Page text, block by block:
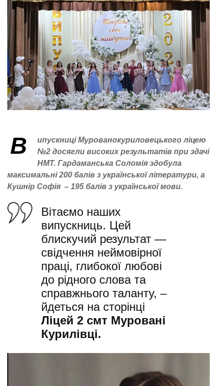
В
ипускниці Мурованокуриловецького ліцею
№2 досягли високих результатів при здачі
НМТ. Гардаманська Соломія здобула
максимальні 200 балів з української літератури, а
Кушнір Софія – 195 балів з української мови.
Вітаємо наших
випускниць. Цей
блискучий результат —
свідчення неймовірної
праці, глибокої любові
до рідного слова та
справжнього таланту, –
йдеться на сторінці
Ліцей 2 смт Муровані
Курилівці.